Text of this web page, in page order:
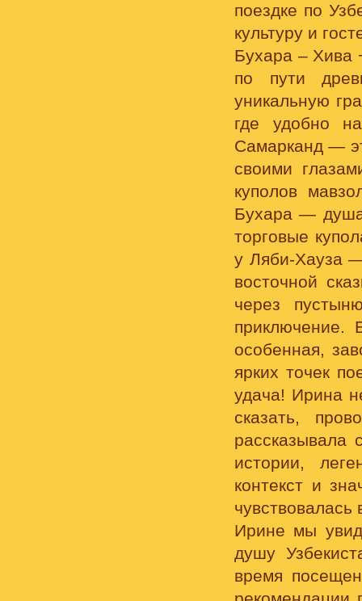
поездке по
культуру и
Бухара – Хива
по пути
уникальную
где удобно
Самарканд —
своими
куполов
Бухара —
торговые
у Ляби-Хауза
восточной
через
приключение.
особенная,
ярких точек
удача! Ирина
сказать,
истории,
контекст и
Ирине мы
душу
время